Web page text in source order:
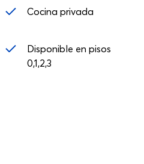
Cocina privada
Disponible en pisos
0,1,2,3